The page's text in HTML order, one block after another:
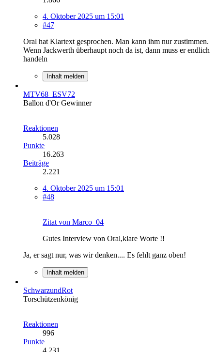
4. Oktober 2025 um 15:01
#47
Oral hat Klartext gesprochen. Man kann ihm nur zustimmen.
Wenn Jackwerth überhaupt noch da ist, dann muss er endlich
handeln
Inhalt melden
MTV68_ESV72
Ballon d'Or Gewinner
Reaktionen
5.028
Punkte
16.263
Beiträge
2.221
4. Oktober 2025 um 15:01
#48
Zitat von Marco_04
Gutes Interview von Oral,klare Worte !!
Ja, er sagt nur, was wir denken.... Es fehlt ganz oben!
Inhalt melden
SchwarzundRot
Torschützenkönig
Reaktionen
996
Punkte
4.231